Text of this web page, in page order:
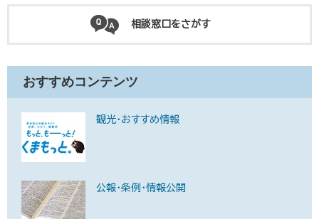
相談窓口をさがす
おすすめコンテンツ
観光・おすすめ情報
公報・条例・情報公開